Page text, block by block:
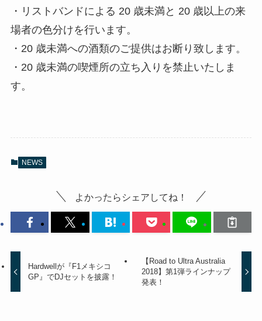
・リストバンドによる 20 歳未満と 20 歳以上の来
場者の色分けを行います。
・20 歳未満への酒類のご提供はお断り致します。
・20 歳未満の喫煙所の立ち入りを禁止いたしま
す。
NEWS
よかったらシェアしてね！
Hardwellが『F1メキシコ
GP』でDJセットを披露！
【Road to Ultra Australia
2018】第1弾ラインナップ
発表！